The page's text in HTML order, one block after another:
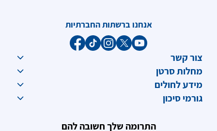
מחלות סרטן
מידע לחולים
גורמי סיכון
צור קשר
אנחנו ברשתות החברתיות
התרומה שלך חשובה להם